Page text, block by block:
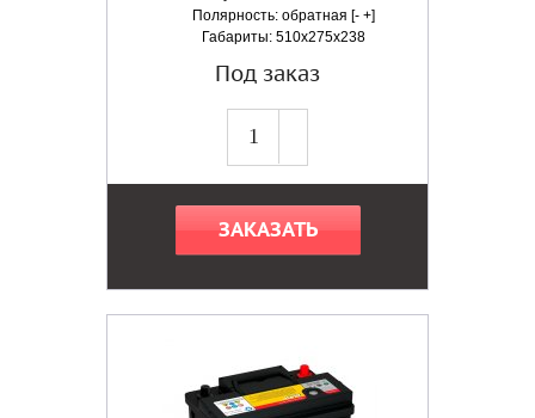
Полярность: обратная [- +]
Габариты: 510x275x238
Под заказ
ЗАКАЗАТЬ